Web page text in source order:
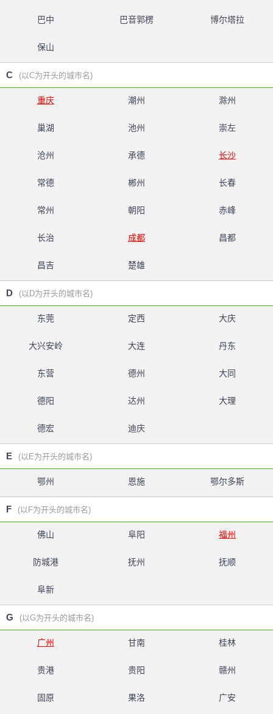
巴中 巴音郭楞 博尔塔拉
保山
C (以C为开头的城市名)
重庆 潮州 滁州
巢湖 池州 崇左
沧州 承德 长沙
常德 郴州 长春
常州 朝阳 赤峰
长治 成都 昌都
昌吉 楚雄
D (以D为开头的城市名)
东莞 定西 大庆
大兴安岭 大连 丹东
东营 德州 大同
德阳 达州 大理
德宏 迪庆
E (以E为开头的城市名)
鄂州 恩施 鄂尔多斯
F (以F为开头的城市名)
佛山 阜阳 福州
防城港 抚州 抚顺
阜新
G (以G为开头的城市名)
广州 甘南 桂林
贵港 贵阳 赣州
固原 果洛 广安